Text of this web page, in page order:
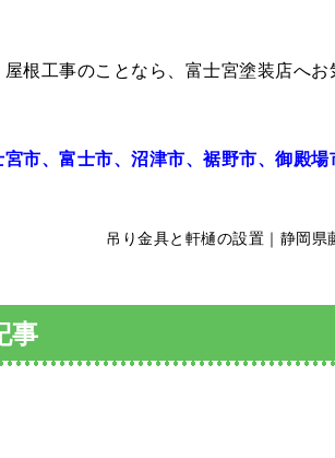
根工事のことなら、富士宮塗装店へお
市、富士市、沼津市、裾野市、御殿場
吊り金具と軒樋の設置｜静岡県
事